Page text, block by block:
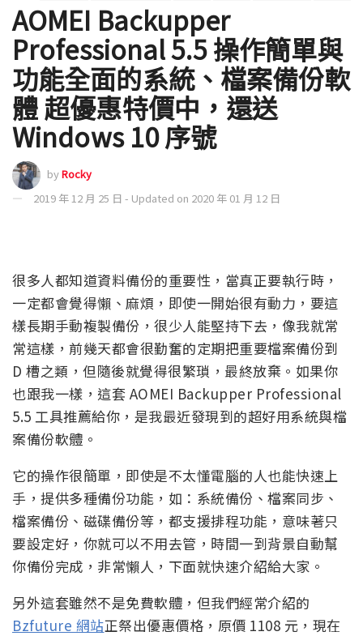
AOMEI Backupper
Professional 5.5 操作簡單與
功能全面的系統、檔案備份軟
體 超優惠特價中，還送
Windows 10 序號
byRocky
2019 年 12 月 25 日 - Updated on 2020 年 01 月 12 日
很多人都知道資料備份的重要性，當真正要執行時，
一定都會覺得懶、麻煩，即使一開始很有動力，要這
樣長期手動複製備份，很少人能堅持下去，像我就常
常這樣，前幾天都會很勤奮的定期把重要檔案備份到
D 槽之類，但隨後就覺得很繁瑣，最終放棄。如果你
也跟我一樣，這套 AOMEI Backupper Professional
5.5 工具推薦給你，是我最近發現到的超好用系統與檔
案備份軟體。
它的操作很簡單，即使是不太懂電腦的人也能快速上
手，提供多種備份功能，如：系統備份、檔案同步、
檔案備份、磁碟備份等，都支援排程功能，意味著只
要設定好，你就可以不用去管，時間一到背景自動幫
你備份完成，非常懶人，下面就快速介紹給大家。
另外這套雖然不是免費軟體，但我們經常介紹的
Bzfuture 網站正祭出優惠價格，原價 1108 元，現在